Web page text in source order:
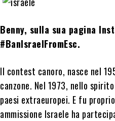
Benny, sulla sua pagina
#BanIsraelFromEsc.
Il contest canoro, nasce nel
canzone. Nel 1973, nello
paesi extraeuropei. E fu
ammissione Israele ha